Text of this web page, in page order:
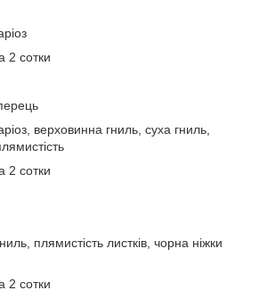
2 сотки
верховинна гниль, суха гниль,
2 сотки
плямистість листків, чорна ніжки
2 сотки